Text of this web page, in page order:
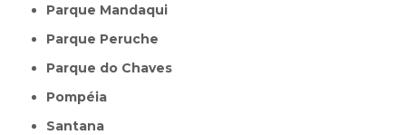
Parque Mandaqui
Parque Peruche
Parque do Chaves
Pompéia
Santana